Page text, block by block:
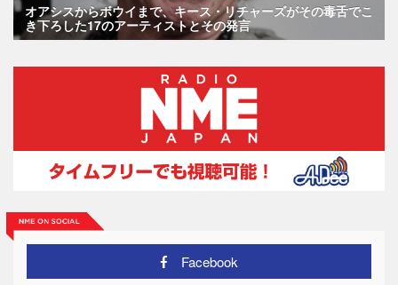
オアシスからボウイまで、キース・リチャーズがその毒舌でこ
き下ろした17のアーティストとその発言
Facebook